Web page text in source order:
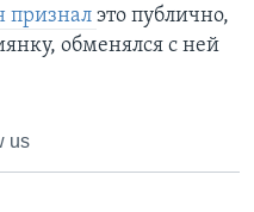
признал это публично,
обменялся с ней
us